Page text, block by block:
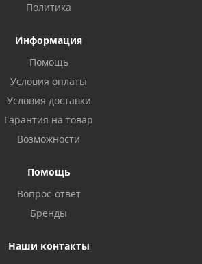
Политика
Информация
Помощь
Условия оплаты
Условия доставки
Гарантия на товар
Возможности
Помощь
Вопрос-ответ
Бренды
Наши контакты